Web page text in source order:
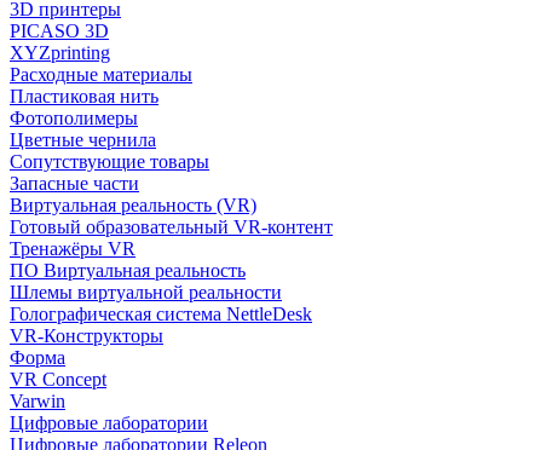
3D принтеры
PICASO 3D
XYZprinting
Расходные материалы
Пластиковая нить
Фотополимеры
Цветные чернила
Сопутствующие товары
Запасные части
Виртуальная реальность (VR)
Готовый образовательный VR-контент
Тренажёры VR
ПО Виртуальная реальность
Шлемы виртуальной реальности
Голографическая система NettleDesk
VR-Конструкторы
Форма
VR Concept
Varwin
Цифровые лаборатории
Цифровые лаборатории Releon